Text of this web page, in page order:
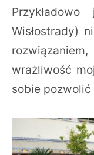
Wisłostrady)
wrażliwość
sobie